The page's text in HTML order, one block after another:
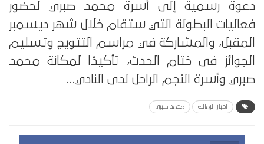
دعوة رسمية إلى أسرة محمد صبري لحضور
فعاليات البطولة التي ستقام خلال شهر ديسمبر
المقبل، والمشاركة في مراسم التتويج وتسليم
الجوائز فى ختام الحدث، تأكيدًا لمكانة محمد
صبري وأسرة النجم الراحل لدى النادي…
اخبار الزمالك محمد صبري